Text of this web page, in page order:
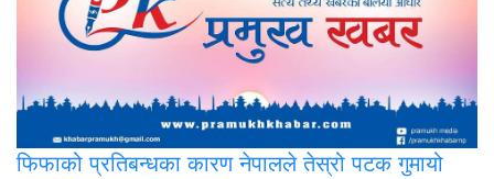
फिफाको प्रतिबन्धका कारण नेपालले तेस्रो पटक गुमायो